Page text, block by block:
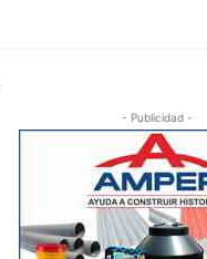
- Publicidad -